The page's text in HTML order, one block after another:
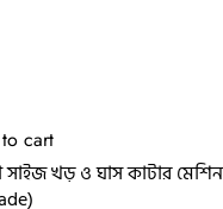
cart
খড় ও ঘাস কাটার মেশিন